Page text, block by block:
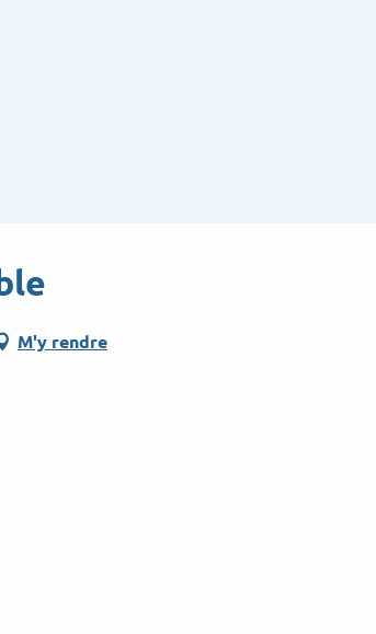
M'y rendre